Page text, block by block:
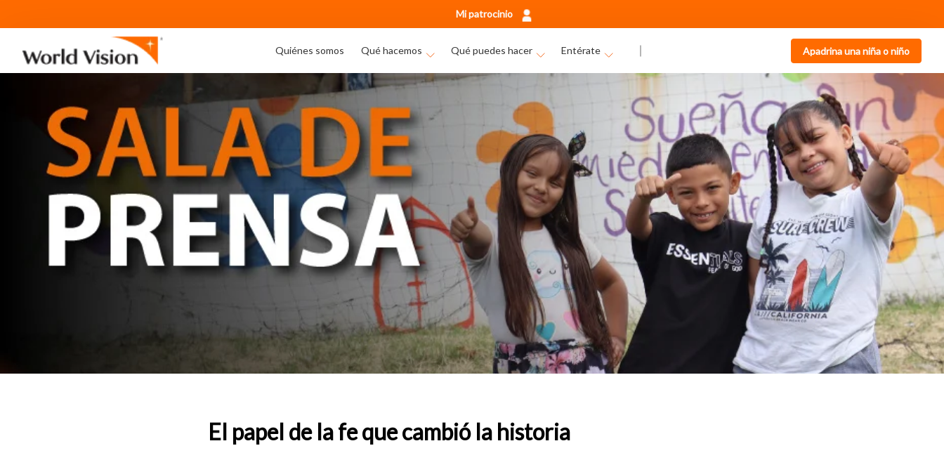
Mi patrocinio
Quiénes somos Qué hacemos Qué puedes hacer Entérate Apadrina una niña o niño
El papel de la fe que cambió la historia